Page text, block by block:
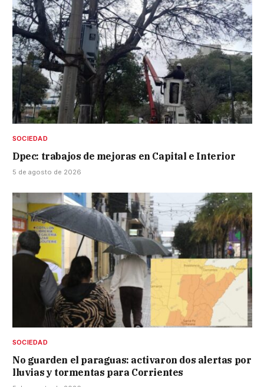
SOCIEDAD
Dpec: trabajos de mejoras en Capital e Interior
5 de agosto de 2026
SOCIEDAD
No guarden el paraguas: activaron dos alertas por
lluvias y tormentas para Corrientes